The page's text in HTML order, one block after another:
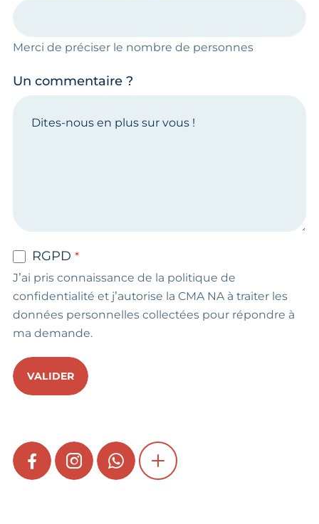
Merci de préciser le nombre de personnes
Un commentaire ?
RGPD
J’ai pris connaissance de la politique de
confidentialité et j’autorise la CMA NA à traiter les
données personnelles collectées pour répondre à
ma demande.
VALIDER
FACEBOOKINSTAGRAMWHATSAPPSHOW MORE